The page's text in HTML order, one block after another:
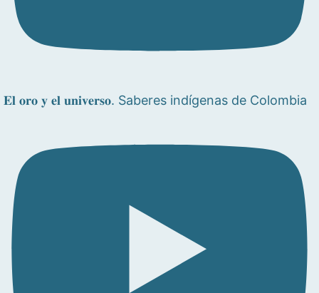
𝐄𝐥 𝐨𝐫𝐨 𝐲 𝐞𝐥 𝐮𝐧𝐢𝐯𝐞𝐫𝐬𝐨. Saberes indígenas de Colombia